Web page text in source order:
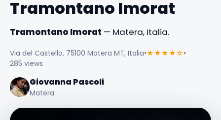
Tramontano Imorat
Tramontano Imorat — Matera, Italia.
Via del Castello, 75100 Matera MT, Italia•★★★★☆•
285 views
Giovanna Pascoli
Matera